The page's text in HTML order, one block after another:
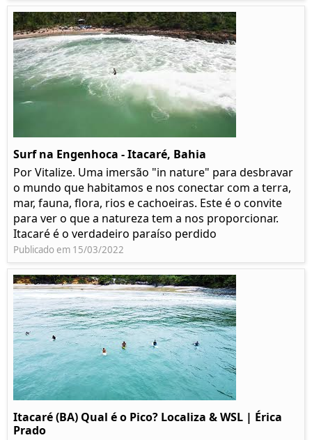
Surf na Engenhoca - Itacaré, Bahia
Por Vitalize. Uma imersão "in nature" para desbravar
o mundo que habitamos e nos conectar com a terra,
mar, fauna, flora, rios e cachoeiras. Este é o convite
para ver o que a natureza tem a nos proporcionar.
Itacaré é o verdadeiro paraíso perdido
Publicado em 15/03/2022
Itacaré (BA) Qual é o Pico? Localiza & WSL | Érica
Prado​